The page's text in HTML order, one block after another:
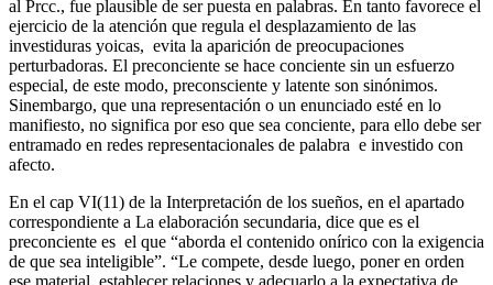
al Prcc., fue plausible de ser puesta en palabras. En tanto favorece el
ejercicio de la atención que regula el desplazamiento de las
investiduras yoicas, evita la aparición de preocupaciones
perturbadoras. El preconciente se hace conciente sin un esfuerzo
especial, de este modo, preconsciente y latente son sinónimos.
Sinembargo, que una representación o un enunciado esté en lo
manifiesto, no significa por eso que sea conciente, para ello debe ser
entramado en redes representacionales de palabra e investido con
afecto.
En el cap VI(11) de la Interpretación de los sueños, en el apartado
correspondiente a La elaboración secundaria, dice que es el
preconciente es el que “aborda el contenido onírico con la exigencia
de que sea inteligible”. “Le compete, desde luego, poner en orden
ese material, establecer relaciones y adecuarlo a la expectativa de